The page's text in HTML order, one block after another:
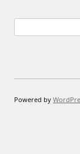
nach:
Powered by